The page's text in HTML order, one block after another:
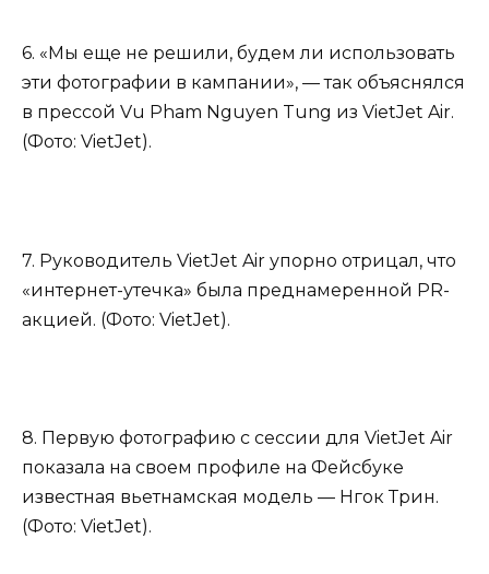
6. «Мы еще не решили, будем ли использовать
эти фотографии в кампании», — так объяснялся
в прессой Vu Pham Nguyen Tung из VietJet Air.
(Фото: VietJet).
7. Руководитель VietJet Air упорно отрицал, что
«интернет-утечка» была преднамеренной PR-
акцией. (Фото: VietJet).
8. Первую фотографию с сессии для VietJet Air
показала на своем профиле на Фейсбуке
известная вьетнамская модель — Нгок Трин.
(Фото: VietJet).